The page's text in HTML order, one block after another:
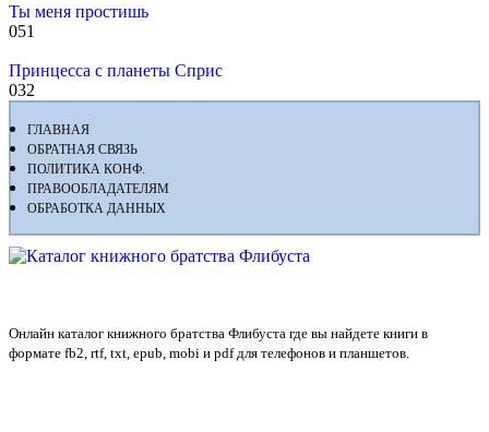
Ты меня простишь
051
Принцесса с планеты Сприс
032
ГЛАВНАЯ
ОБРАТНАЯ СВЯЗЬ
ПОЛИТИКА КОНФ.
ПРАВООБЛАДАТЕЛЯМ
ОБРАБОТКА ДАННЫХ
Онлайн каталог книжного братства Флибуста где вы найдете книги в
формате fb2, rtf, txt, epub, mobi и pdf для телефонов и планшетов.